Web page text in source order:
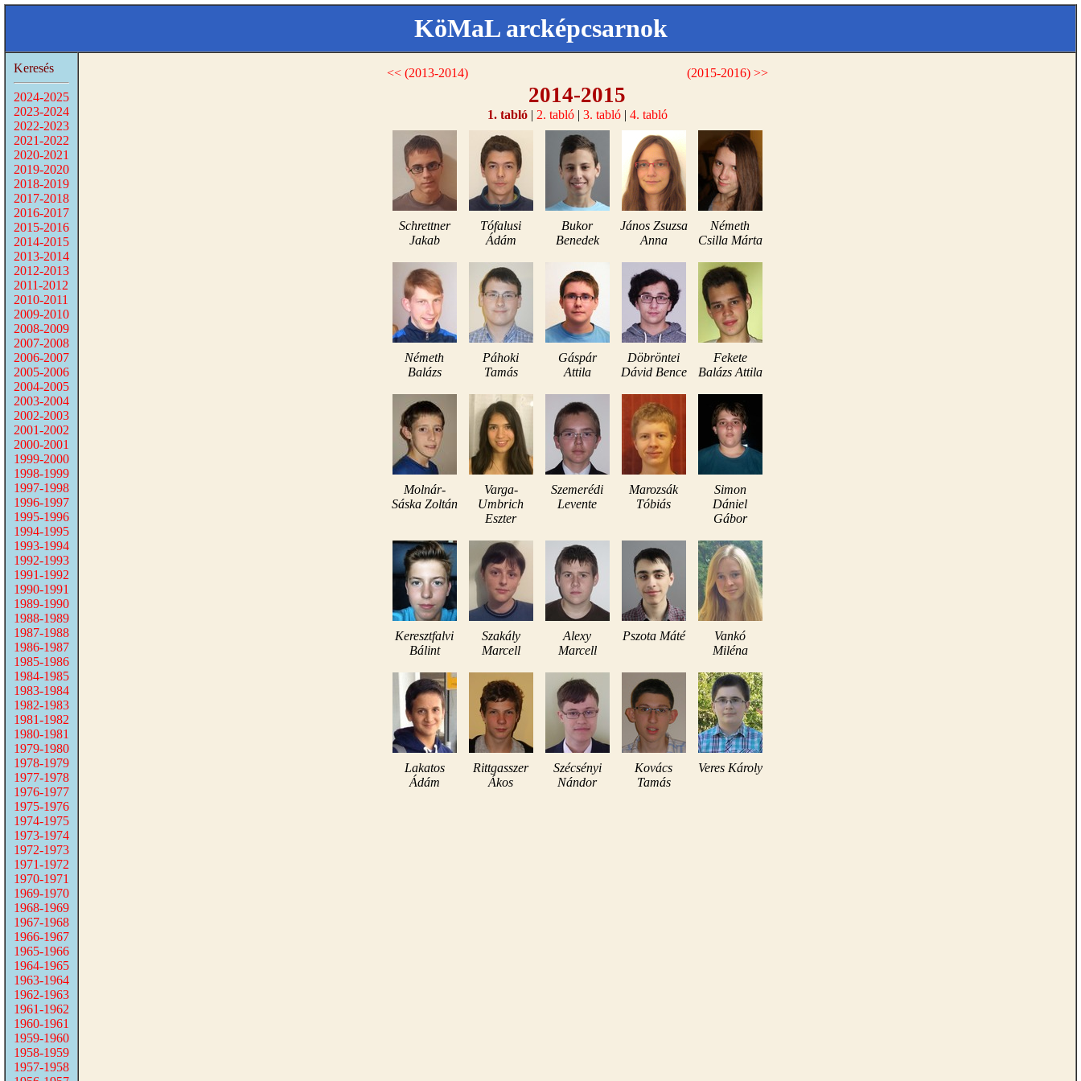
KöMaL arcképcsarnok
Keresés
2024-2025
2023-2024
2022-2023
2021-2022
2020-2021
2019-2020
2018-2019
2017-2018
2016-2017
2015-2016
2014-2015
2013-2014
2012-2013
2011-2012
2010-2011
2009-2010
2008-2009
2007-2008
2006-2007
2005-2006
2004-2005
2003-2004
2002-2003
2001-2002
2000-2001
1999-2000
1998-1999
1997-1998
1996-1997
1995-1996
1994-1995
1993-1994
1992-1993
1991-1992
1990-1991
1989-1990
1988-1989
1987-1988
1986-1987
1985-1986
1984-1985
1983-1984
1982-1983
1981-1982
1980-1981
1979-1980
1978-1979
1977-1978
1976-1977
1975-1976
1974-1975
1973-1974
1972-1973
1971-1972
1970-1971
1969-1970
1968-1969
1967-1968
1966-1967
1965-1966
1964-1965
1963-1964
1962-1963
1961-1962
1960-1961
1959-1960
1958-1959
1957-1958
<< (2013-2014) (2015-2016) >>
2014-2015
1. tabló| 2. tabló| 3. tabló| 4. tabló
Schrettner
Jakab
Tófalusi
Ádám
Bukor
Benedek
János Zsuzsa
Anna
Németh
Csilla Márta
Németh
Balázs
Páhoki
Tamás
Gáspár
Attila
Döbröntei
Dávid Bence
Fekete
Balázs Attila
Molnár-
Sáska Zoltán
Varga-
Umbrich
Eszter
Szemerédi
Levente
Marozsák
Tóbiás
Simon
Dániel
Gábor
Keresztfalvi
Bálint
Szakály
Marcell
Alexy
Marcell
Pszota Máté
Vankó
Miléna
Lakatos
Ádám
Rittgasszer
Ákos
Szécsényi
Nándor
Kovács
Tamás
Veres Károly